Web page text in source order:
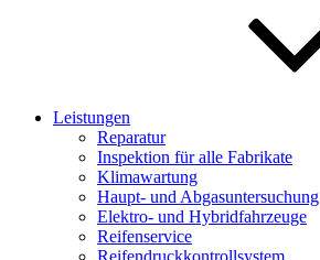
Leistungen
Reparatur
Inspektion für alle Fabrikate
Klimawartung
Haupt- und Abgasuntersuchung
Elektro- und Hybridfahrzeuge
Reifenservice
Reifendruckkontrollsystem